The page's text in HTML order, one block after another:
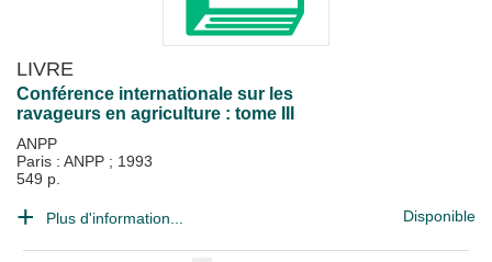
LIVRE
Conférence internationale sur les
ravageurs en agriculture : tome III
ANPP
Paris : ANPP ; 1993
549 p.
Plus d'information... Disponible